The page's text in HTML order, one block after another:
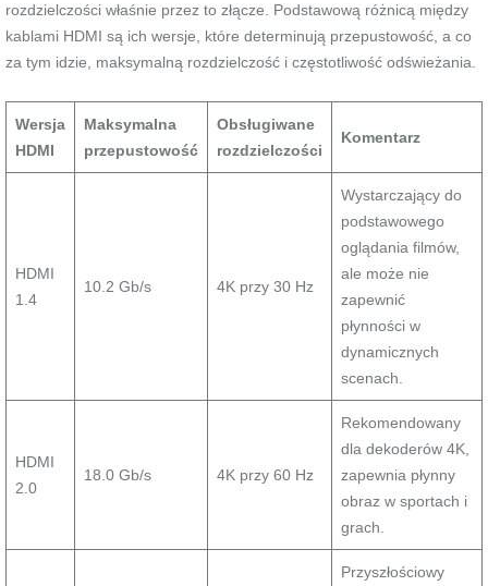
rozdzielczości właśnie przez to złącze. Podstawową różnicą między
kablami HDMI są ich wersje, które determinują przepustowość, a co
za tym idzie, maksymalną rozdzielczość i częstotliwość odświeżania.
Wersja
HDMI
Maksymalna
przepustowość
Obsługiwane
rozdzielczości
Komentarz
HDMI
1.4
10.2 Gb/s 4K przy 30 Hz
Wystarczający do
podstawowego
oglądania filmów,
ale może nie
zapewnić
płynności w
dynamicznych
scenach.
HDMI
2.0
18.0 Gb/s 4K przy 60 Hz
Rekomendowany
dla dekoderów 4K,
zapewnia płynny
obraz w sportach i
grach.
Przyszłościowy